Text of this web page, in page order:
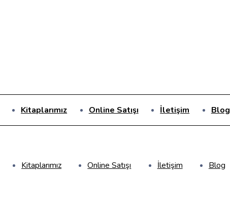
Kitaplarımız Online Satışı İletişim Blog
Kitaplarımız Online Satışı İletişim Blog